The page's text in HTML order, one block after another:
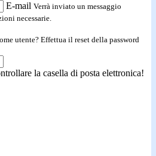
E-mail Verrà inviato un messaggio
necessarie.
utente? Effettua il reset della password
la casella di posta elettronica!